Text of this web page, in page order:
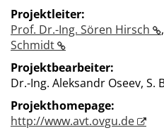
Projektleiter:
Prof. Dr.-Ing. Sören Hirsch
,
Schmidt
Projektbearbeiter:
Dr.-Ing. Aleksandr Oseev, S.
Projekthomepage:
http://www.avt.ovgu.de